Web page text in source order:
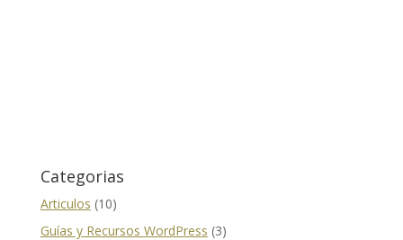
Categorias
Articulos (10)
Guías y Recursos WordPress (3)